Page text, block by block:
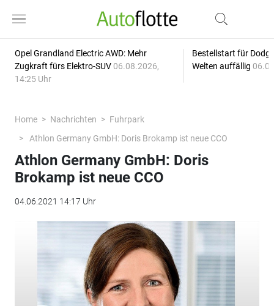
Opel Grandland Electric AWD: Mehr
Zugkraft fürs Elektro-SUV 06.08.2026,
14:25 Uhr
Bestellstart für
Welten auffällig
Home Nachrichten
Fuhrpark
Athlon Germany GmbH: Doris Brokamp ist neue CCO
Athlon Germany GmbH: Doris
Brokamp ist neue CCO
04.06.2021 14:17 Uhr